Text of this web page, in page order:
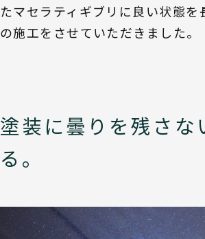
たマセラティギブリに良い状態を
の施工をさせていただきました。
塗装に曇りを残さな
る。